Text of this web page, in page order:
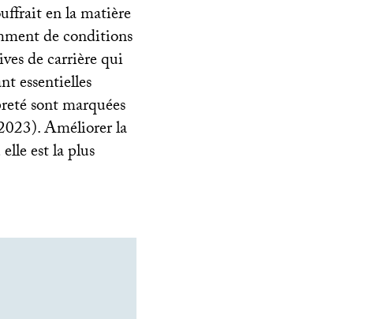
en la matière
de conditions
de carrière qui
essentielles
sont marquées
Améliorer la
est la plus